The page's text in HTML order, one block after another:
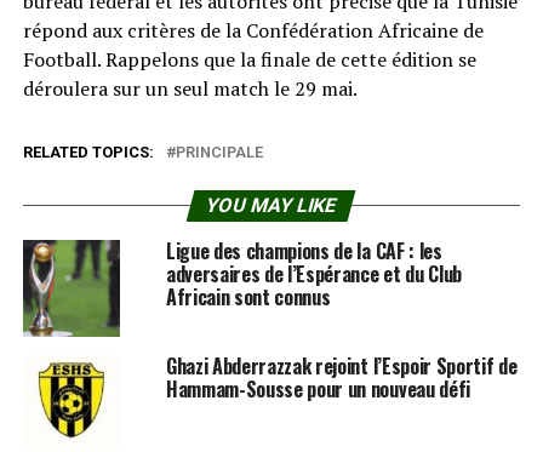
répond aux critères de la Confédération Africaine de
Football. Rappelons que la finale de cette édition se
déroulera sur un seul match le 29 mai.
RELATED TOPICS: PRINCIPALE
YOU MAY LIKE
Ligue des champions de la CAF : les
adversaires de l’Espérance et du Club
Africain sont connus
Ghazi Abderrazzak rejoint l’Espoir Sportif de
Hammam-Sousse pour un nouveau défi